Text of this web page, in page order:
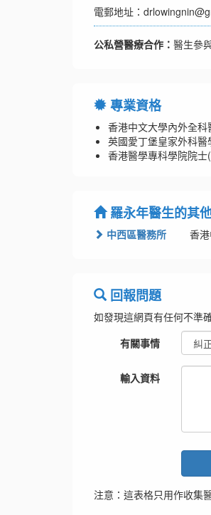
電郵地址：
公私營醫療合作： 醫生參
專業資格
香港中文大學內外全
英國愛丁堡皇家外科
香港醫學專科學院院
羅永年醫生的其
中西區醫務所 香
回報問題
如發現這網頁有任何不準
有關事情
輸入資料
注意：這表格只用作收集